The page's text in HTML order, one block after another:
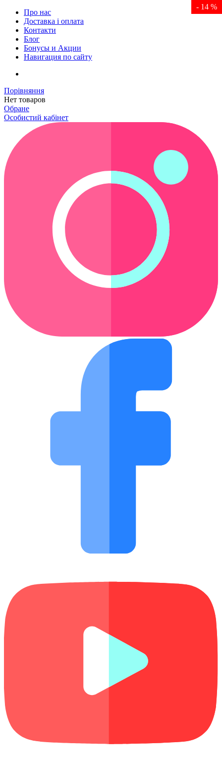
Про нас
Доставка і оплата
Контакти
Блог
Бонусы и Акции
Навигация по сайту
Порівняння
Нет товаров
Обране
Особистий кабінет
- 14 %